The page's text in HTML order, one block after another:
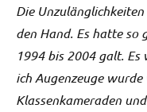
Die
den Hand. Es hatte so
1994 bis 2004 galt.
ich Augenzeuge
Klassenkameraden